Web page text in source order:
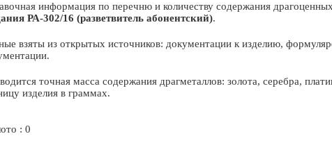
информация по перечню и количеству содержания
РА-302/16 (разветвитель абонентский).
взяты из открытых источников: документации к изделию,
точная масса содержания драгметаллов: золота, серебра,
изделия в граммах.
: 0